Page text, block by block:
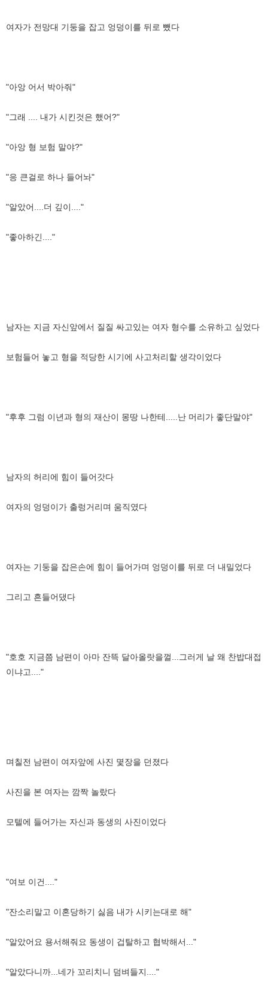
여자가 전망대 기둥을 잡고 엉덩이를 뒤로 뺐다
"아앙 어서 박아줘"
"그래 .... 내가 시킨것은 했어?"
"아앙 형 보험 말야?"
"응 큰걸로 하나 들어놔"
"알았어....더 깊이...."
"좋아하긴...."
남자는 지금 자신앞에서 질질 싸고있는 여자 형수를 소유하고 싶었다
보험들어 놓고 형을 적당한 시기에 사고처리할 생각이었다
"후후 그럼 이년과 형의 재산이 몽땅 나한테.....난 머리가 좋단말야"
남자의 허리에 힘이 들어갓다
여자의 엉덩이가 출렁거리며 움직였다
여자는 기둥을 잡은손에 힘이 들어가며 엉덩이를 뒤로 더 내밀었다
그리고 흔들어댔다
"호호 지금쯤 남편이 아마 잔뜩 달아올랏을껄...그러게 날 왜 찬밥대접
이냐고...."
며칠전 남편이 여자앞에 사진 몇장을 던졌다
사진을 본 여자는 깜짝 놀랐다
모텔에 들어가는 자신과 동생의 사진이었다
"여보 이건...."
"잔소리말고 이혼당하기 싫음 내가 시키는대로 해"
"알았어요 용서해줘요 동생이 겁탈하고 협박해서..."
"알았다니까...네가 꼬리치니 덤벼들지...."